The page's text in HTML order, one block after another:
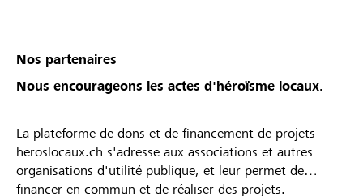
Nos partenaires
Nous encourageons les actes d'héroïsme locaux.
La plateforme de dons et de financement de projets
heroslocaux.ch s'adresse aux associations et autres
organisations d'utilité publique, et leur permet de
financer en commun et de réaliser des projets.